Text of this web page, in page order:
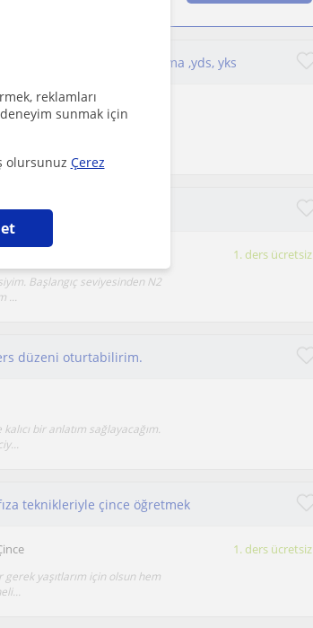
reklamları
sunmak için
olursunuz Çerez
hazırlama, konuşma ,yds, yks
yönelik dersler 🌸
1. ders ücretsiz
Başlangıç seviyesinden N2
...
düzeni oturtabilirim.
bir anlatım sağlayacağım.
teknikleriyle çince öğretmek
1. ders ücretsiz
yaşıtlarım için olsun hem